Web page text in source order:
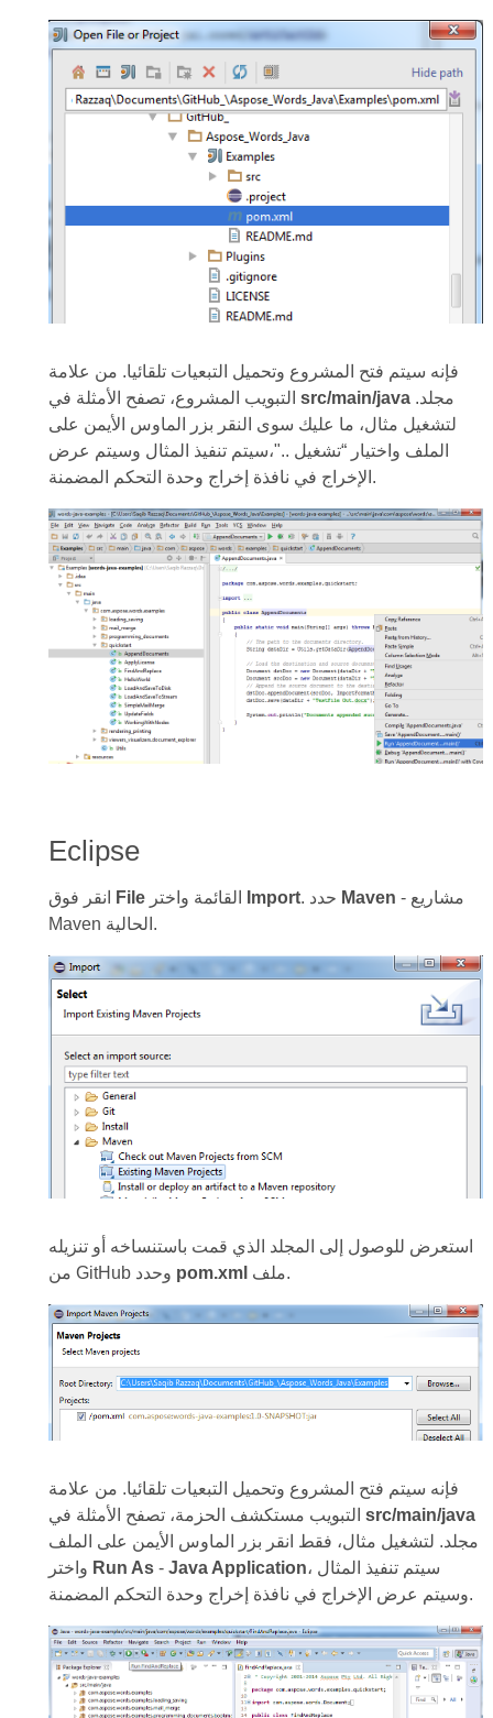
فإنه سيتم فتح المشروع وتحميل التبعيات تلقائيا. من علامة
src/main/javaمجلد.
لتشغيل مثال، ما عليك سوى النقر بزر الماوس الأيمن على
الملف واختيار “تشغيل .."،سيتم تنفيذ المثال وسيتم عرض
الإخراج في نافذة إخراج وحدة التحكم المضمنة.
Eclipse
File Import Maven - مشاريع
Maven الحالية.
استعرض للوصول إلى المجلد الذي قمت باستنساخه أو تنزيله
pom.xml ملف.
فإنه سيتم فتح المشروع وتحميل التبعيات تلقائيا. من علامة
src/main/java
مجلد. لتشغيل مثال، فقط انقر بزر الماوس الأيمن على الملف
Run As- Java Application، سيتم تنفيذ المثال
وسيتم عرض الإخراج في نافذة إخراج وحدة التحكم المضمنة.